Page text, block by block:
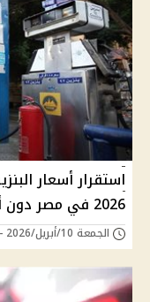
2026 في مصر دون أي تغيير رسمي
الجمعة 10/أبريل/2026 - 12:24 ص